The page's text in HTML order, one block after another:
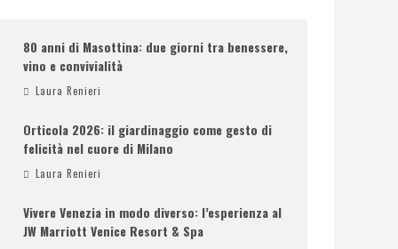
80 anni di Masottina: due giorni tra benessere,
vino e convivialità
Laura Renieri
Orticola 2026: il giardinaggio come gesto di
felicità nel cuore di Milano
Laura Renieri
Vivere Venezia in modo diverso: l’esperienza al
JW Marriott Venice Resort & Spa